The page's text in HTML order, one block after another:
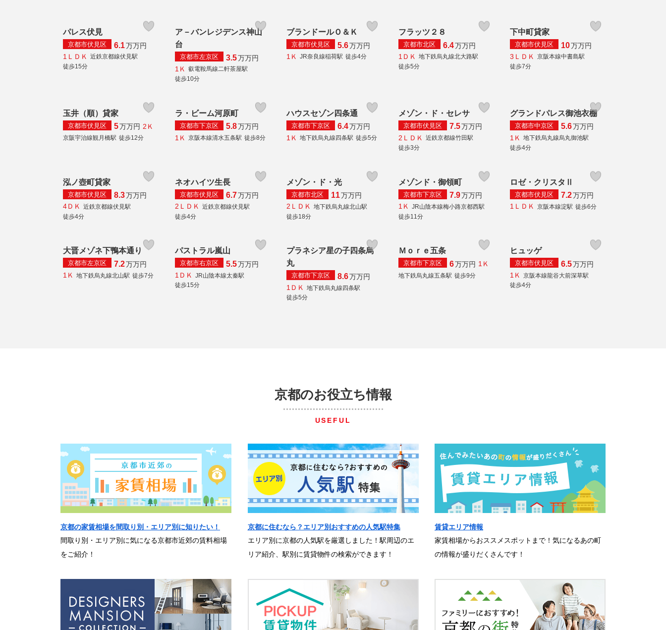
パレス伏見
京都市伏見区 6.1万万円
1ＬＤＫ
近鉄京都線伏見駅
徒歩15分
ア－バンレジデンス神山
台
京都市左京区 3.5万万円
1Ｋ
叡電鞍馬線二軒茶屋駅
徒歩10分
ブランドールＯ＆Ｋ
京都市伏見区 5.6万万円
1Ｋ
JR奈良線稲荷駅 徒歩4分
フラッツ２８
京都市北区 6.4万万円
1ＤＫ
地下鉄烏丸線北大路駅
徒歩5分
下中町貸家
京都市伏見区 10万万円
3ＬＤＫ
京阪本線中書島駅
徒歩7分
玉井（順）貸家
京都市伏見区 5万万円 2Ｋ
京阪宇治線観月橋駅 徒歩12分
ラ・ビーム河原町
京都市下京区 5.8万万円
1Ｋ
京阪本線清水五条駅 徒歩8分
ハウスセゾン四条通
京都市下京区 6.4万万円
1Ｋ
地下鉄烏丸線四条駅 徒歩5分
メゾン・ド・セレサ
京都市伏見区 7.5万万円
2ＬＤＫ
近鉄京都線竹田駅
徒歩3分
グランドパレス御池衣棚
京都市中京区 5.6万万円
1Ｋ
地下鉄烏丸線烏丸御池駅
徒歩4分
泓ノ壺町貸家
京都市伏見区 8.3万万円
4ＤＫ 近鉄京都線伏見駅
徒歩4分
ネオハイツ生長
京都市伏見区 6.7万万円
2ＬＤＫ 近鉄京都線伏見駅
徒歩4分
メゾン・ド・光
京都市北区 11万万円
2ＬＤＫ 地下鉄烏丸線北山駅
徒歩18分
メゾンド・御領町
京都市下京区 7.9万万円
1Ｋ JR山陰本線梅小路京都西駅
徒歩11分
ロゼ・クリスタⅡ
京都市伏見区 7.2万万円
1ＬＤＫ 京阪本線淀駅 徒歩6分
大晋メゾネ下鴨本通り
京都市左京区 7.2万万円
1Ｋ
地下鉄烏丸線北山駅 徒歩7分
パストラル嵐山
京都市右京区 5.5万万円
1ＤＫ
JR山陰本線太秦駅
徒歩15分
プラネシア星の子四条烏
丸
京都市下京区 8.6万万円
1ＤＫ
地下鉄烏丸線四条駅
徒歩5分
Ｍｏｒｅ五条
京都市下京区 6万万円 1Ｋ
地下鉄烏丸線五条駅 徒歩9分
ヒュッゲ
京都市伏見区 6.5万万円
1Ｋ
京阪本線龍谷大前深草駅
徒歩4分
京都のお役立ち情報
USEFUL
京都の家賃相場を間取り別・エリア別に知りたい！
間取り別・エリア別に気になる京都市近郊の賃料相場
をご紹介！
京都に住むなら？エリア別おすすめの人気駅特集
エリア別に京都の人気駅を厳選しました！駅周辺のエ
リア紹介、駅別に賃貸物件の検索ができます！
賃貸エリア情報
家賃相場からおススメスポットまで！気になるあの町
の情報が盛りだくさんです！